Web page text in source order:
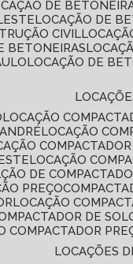
DE
LOCAÇÃO DE
CIVIL
BETONEIRAS
LOCAÇÃO DE
LOCAÇÃO
LOCAÇÃO
LOCAÇÃO
DE
PREÇO
LOCAÇÃO
DE
COMPACTADOR
LOCAÇÕES